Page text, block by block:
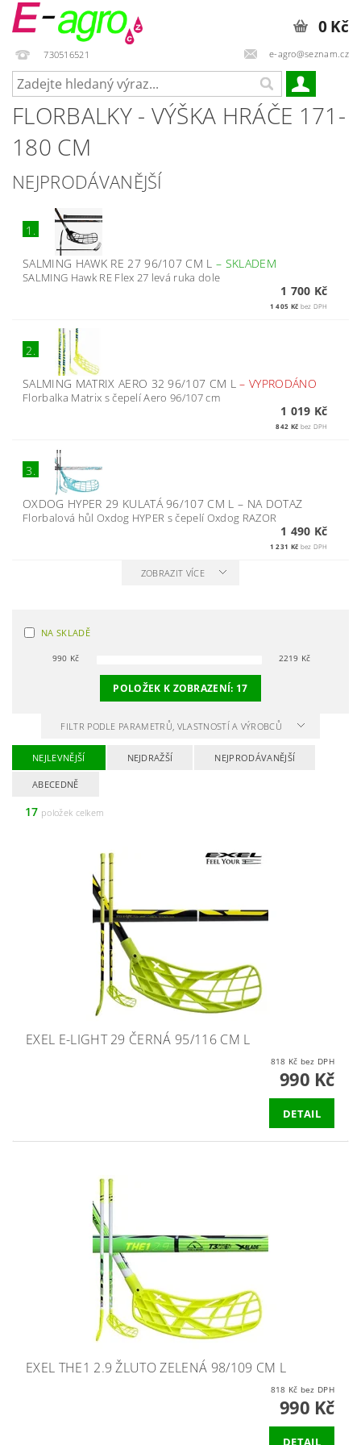
730516521 e-agro@seznam.cz
0 Kč
FLORBALKY - VÝŠKA HRÁČE 171-
180 CM
NEJPRODÁVANĚJŠÍ
1.
SALMING HAWK RE 27 96/107 CM L– SKLADEM
SALMING Hawk RE Flex 27 levá ruka dole
1 700 Kč
1 405 Kč bez DPH
2.
SALMING MATRIX AERO 32 96/107 CM L– VYPRODÁNO
Florbalka Matrix s čepelí Aero 96/107 cm
1 019 Kč
842 Kč bez DPH
3.
OXDOG HYPER 29 KULATÁ 96/107 CM L– NA DOTAZ
Florbalová hůl Oxdog HYPER s čepelí Oxdog RAZOR
1 490 Kč
1 231 Kč bez DPH
ZOBRAZIT VÍCE
NA SKLADĚ
990 Kč 2219 Kč
POLOŽEK K ZOBRAZENÍ: 17
FILTR PODLE PARAMETRŮ, VLASTNOSTÍ A VÝROBCŮ
NEJLEVNĚJŠÍ NEJDRAŽŠÍ NEJPRODÁVANĚJŠÍ
ABECEDNĚ
17 položek celkem
EXEL E-LIGHT 29 ČERNÁ 95/116 CM L
818 Kč bez DPH
990 Kč
DETAIL
EXEL THE1 2.9 ŽLUTO ZELENÁ 98/109 CM L
818 Kč bez DPH
990 Kč
DETAIL